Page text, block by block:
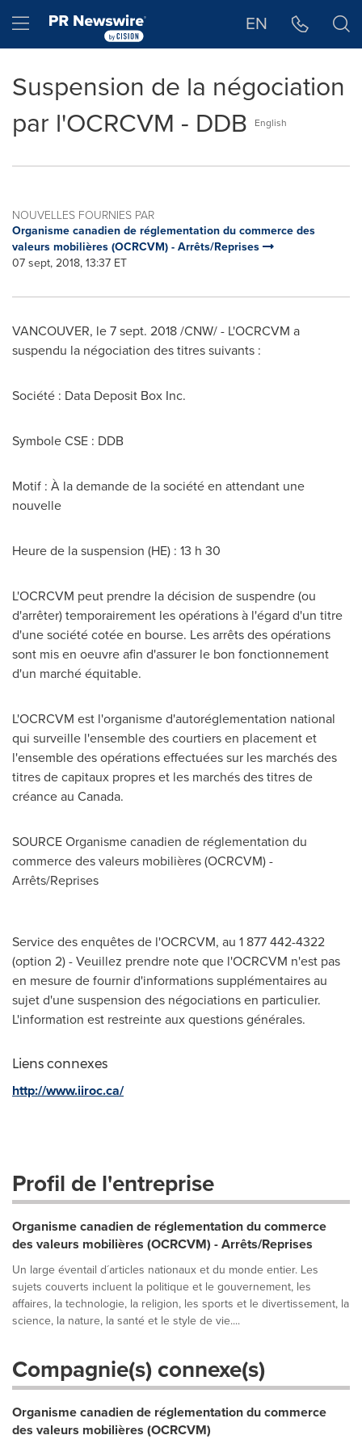
Hamburger menu EN
Suspension de la négociation
par l'OCRCVM - DDB
English
NOUVELLES FOURNIES PAR
Organisme canadien de réglementation du commerce des
valeurs mobilières (OCRCVM) - Arrêts/Reprises
07 sept, 2018, 13:37 ET
VANCOUVER, le 7 sept. 2018 /CNW/ - L'OCRCVM a
suspendu la négociation des titres suivants :
Société : Data Deposit Box Inc.
Symbole CSE : DDB
Motif : À la demande de la société en attendant une
nouvelle
Heure de la suspension (HE) : 13 h 30
L'OCRCVM peut prendre la décision de suspendre (ou
d'arrêter) temporairement les opérations à l'égard d'un titre
d'une société cotée en bourse. Les arrêts des opérations
sont mis en oeuvre afin d'assurer le bon fonctionnement
d'un marché équitable.
L'OCRCVM est l'organisme d'autoréglementation national
qui surveille l'ensemble des courtiers en placement et
l'ensemble des opérations effectuées sur les marchés des
titres de capitaux propres et les marchés des titres de
créance au Canada.
SOURCE Organisme canadien de réglementation du
commerce des valeurs mobilières (OCRCVM) -
Arrêts/Reprises
Service des enquêtes de l'OCRCVM, au 1 877 442-4322
(option 2) - Veuillez prendre note que l'OCRCVM n'est pas
en mesure de fournir d'informations supplémentaires au
sujet d'une suspension des négociations en particulier.
L'information est restreinte aux questions générales.
Liens connexes
http://www.iiroc.ca/
Profil de l'entreprise
Organisme canadien de réglementation du commerce
des valeurs mobilières (OCRCVM) - Arrêts/Reprises
Un large éventail d´articles nationaux et du monde entier. Les
sujets couverts incluent la politique et le gouvernement, les
affaires, la technologie, la religion, les sports et le divertissement, la
science, la nature, la santé et le style de vie....
Compagnie(s) connexe(s)
Organisme canadien de réglementation du commerce
des valeurs mobilières (OCRCVM)